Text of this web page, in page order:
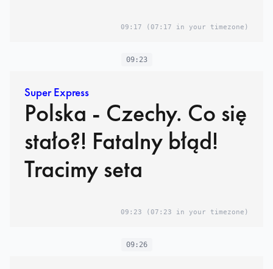
09:17 (07:17 in your timezone)
09:23
Super Express
Polska - Czechy. Co się
stało?! Fatalny błąd!
Tracimy seta
09:23 (07:23 in your timezone)
09:26